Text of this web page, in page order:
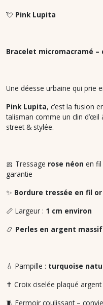
💘 Pink Lupita
Bracelet micromacramé –
Une déesse urbaine qui prie
Pink Lupita, c’est la fusion
talisman comme un clin d’œil
street & stylée.
🎀 Tressage rose néon en
garantie
✨ Bordure tressée en fil
📏 Largeur : 1 cm environ
📿 Perles en argent massif
💧 Pampille : turquoise
✝️ Croix ciselée plaqué
🧵 Fermoir coulissant –